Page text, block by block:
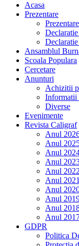
Acasa
Prezentare
Ansamblul
Scoala Populara
Cercetare
Anunturi
Achizitii
Informatii
Diverse
Evenimente
Revista Caligraf
Anul
Anul
Anul
Anul
Anul 2022
Anul 2021
Anul
Anul
Anul
Anul
GDPR
Politica